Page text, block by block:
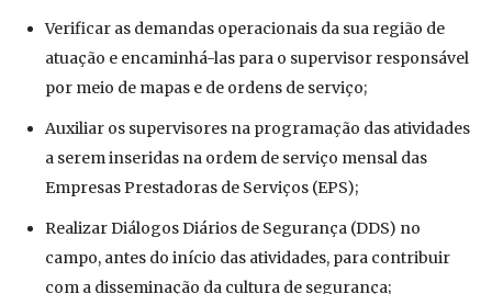
Verificar as demandas operacionais da sua região de
atuação e encaminhá-las para o supervisor responsável
por meio de mapas e de ordens de serviço;
Auxiliar os supervisores na programação das atividades
a serem inseridas na ordem de serviço mensal das
Empresas Prestadoras de Serviços (EPS);
Realizar Diálogos Diários de Segurança (DDS) no
campo, antes do início das atividades, para contribuir
com a disseminação da cultura de segurança;